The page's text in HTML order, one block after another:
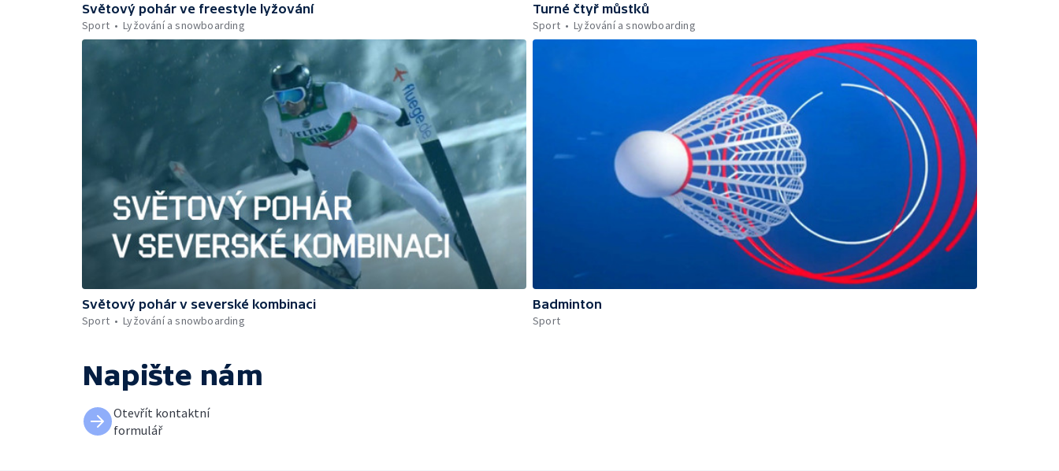
Světový pohár ve freestyle lyžování
Sport
Lyžování a snowboarding
Turné čtyř můstků
Sport
Lyžování a snowboarding
Světový pohár v severské kombinaci
Sport
Lyžování a snowboarding
Badminton
Sport
Napište nám
Otevřít kontaktní
formulář